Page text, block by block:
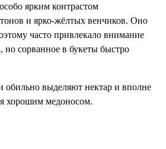
ярким контрастом
и ярко-жёлтых венчиков. Оно
часто привлекало внимание
но сорванное в букеты быстро
обильно выделяют нектар и вполне
хорошим медоносом.